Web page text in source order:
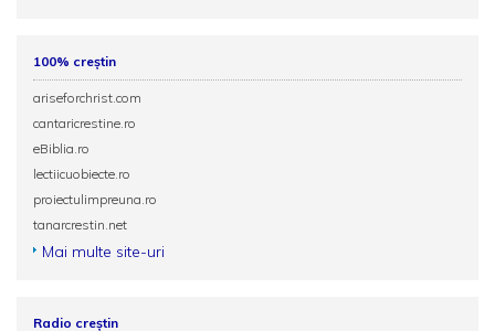
100% creștin
ariseforchrist.com
cantaricrestine.ro
eBiblia.ro
lectiicuobiecte.ro
proiectulimpreuna.ro
tanarcrestin.net
Mai multe site-uri
Radio creștin